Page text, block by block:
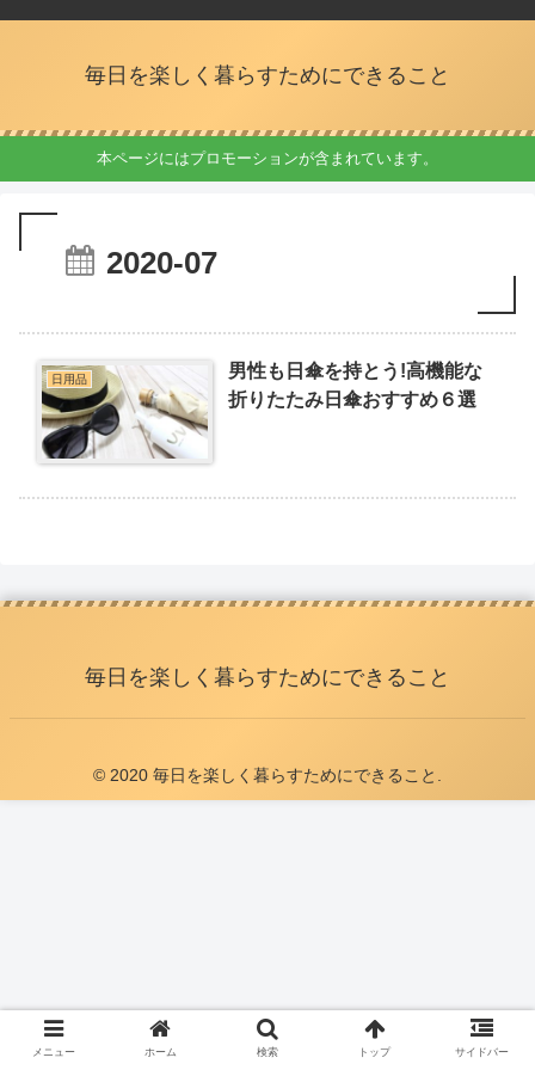
毎日を楽しく暮らすためにできること
本ページにはプロモーションが含まれています。
2020-07
日用品
男性も日傘を持とう!高機能な
折りたたみ日傘おすすめ６選
毎日を楽しく暮らすためにできること
© 2020 毎日を楽しく暮らすためにできること.
メニュー ホーム 検索 トップ サイドバー